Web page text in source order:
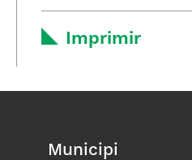
Imprimir
Municipi